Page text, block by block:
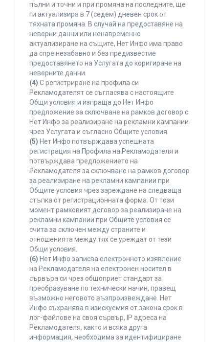
пълни и точни и при промяна на последните, ще
ги актуализира в 7 (седем) дневен срок от
тяхната промяна. В случай на предоставяне на
неверни данни или ненавременно
актуализиране на същите, Нет Инфо има право
да спре незабавно и без предизвестие
предоставянето на Услугата до коригиране на
неверните данни.
(4) С регистриране на профила си
Рекламодателят се съгласява с настоящите
Общи условия и изпраща до Нет Инфо
предложение за сключване на рамков договор с
Нет Инфо за реализиране на рекламни кампании
чрез Услугата и съгласно Общите условия.
(5) Нет Инфо потвърждава успешната
регистрация на Профила на Рекламодателя и
потвърждава предложението на
Рекламодателя за сключване на рамков договор
за реализиране на рекламни кампании при
Общите условия чрез зареждане на следваща
стъпка от регистрационната форма. От този
момент рамковият договор за реализиране на
рекламни кампании при Общите условия се
счита за сключен между страните и
отношенията между тях се уреждат от тези
Общи условия.
(6) Нет Инфо записва електронното изявление
на Рекламодателя на електронен носител в
сървъра си чрез общоприет стандарт за
преобразуване по технически начин, правещ
възможно неговото възпроизвеждане. Нет
Инфо съхранява в изискуемия от закона срок в
лог-файлове на своя сървър, IP адреса на
Рекламодателя, както и всяка друга
информация, необходима за идентифициране